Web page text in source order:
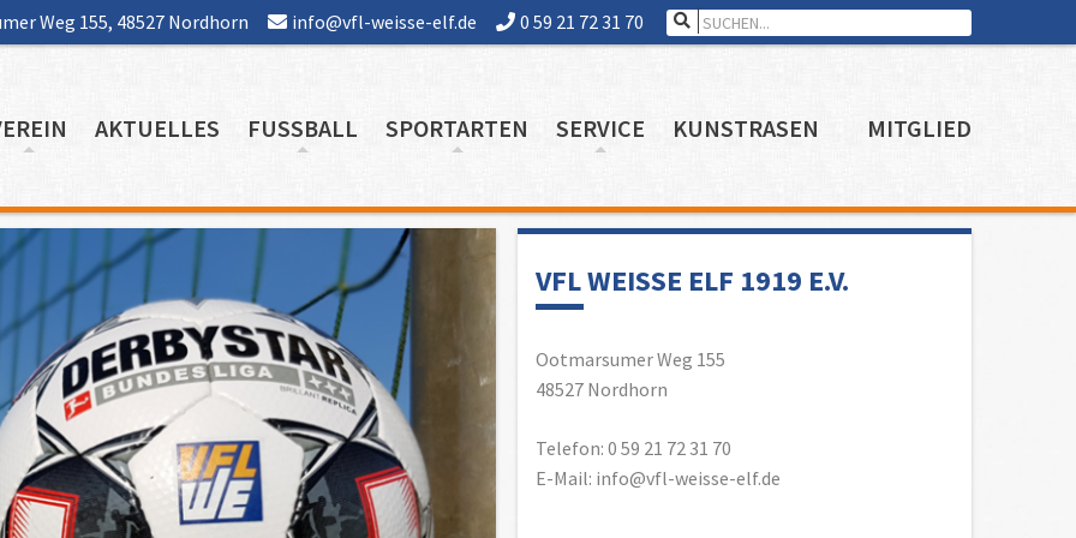
Weg 155, 48527 Nordhorn info@vfl-weisse-elf.de 0 59 21 72 31 70 Search for:
AKTUELLES FUSSBALL SPORTARTEN SERVICE KUNSTRASEN MITGLIED
VFL WEISSE ELF 1919 E.V.
Ootmarsumer Weg 155
48527 Nordhorn
Telefon: 0 59 21 72 31 70
E-Mail: info@vfl-weisse-elf.de